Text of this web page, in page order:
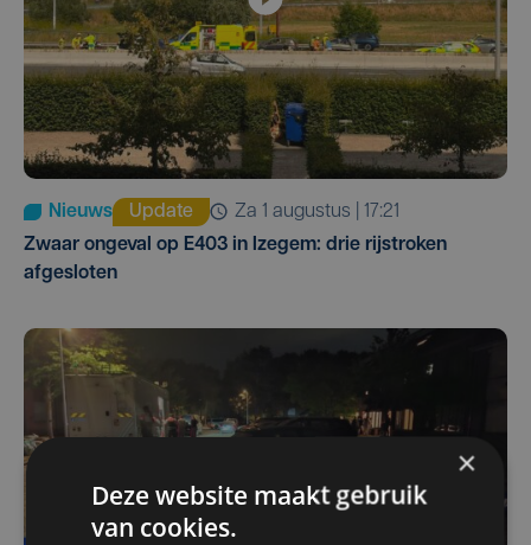
Nieuws Update
za 1 augustus | 17:21
Zwaar ongeval op E403 in Izegem: drie rijstroken
afgesloten
×
Deze website maakt gebruik
van cookies.